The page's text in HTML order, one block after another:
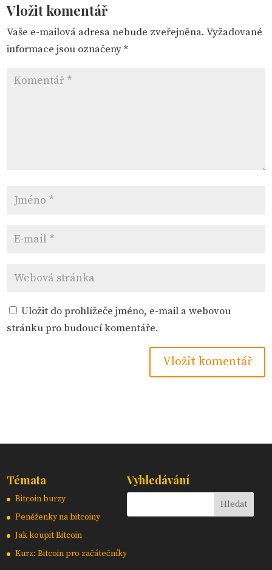
Vložit komentář
Vaše e-mailová adresa nebude zveřejněna. Vyžadované
informace jsou označeny*
Uložit do prohlížeče jméno, e-mail a webovou
stránku pro budoucí komentáře.
Témata
Bitcoin burzy
Peněženky na bitcoiny
Jak koupit Bitcoin
Kurz: Bitcoin pro začátečníky
Vyhledávání